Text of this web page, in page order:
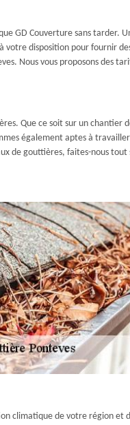
GD Couverture sans tarder.
votre disposition pour fournir
Nous vous proposons des
Que ce soit sur un chantier
également aptes à
de gouttières, faites-nous
climatique de votre région